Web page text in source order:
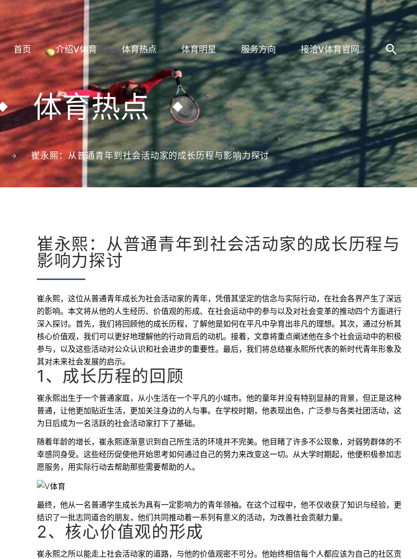
首页 介绍V体育 体育热点 体育明星 服务方向 接洽V体育官网
体育热点
崔永熙：从普通青年到社会活动家的成长历程与影响力探讨
崔永熙：从普通青年到社会活动家的成长历程与
影响力探讨
崔永熙，这位从普通青年成长为社会活动家的青年，凭借其坚定的信念与实际行动，在社会各界产生了深远
的影响。本文将从他的人生经历、价值观的形成、在社会运动中的参与以及对社会变革的推动四个方面进行
深入探讨。首先，我们将回顾他的成长历程，了解他是如何在平凡中孕育出非凡的理想。其次，通过分析其
核心价值观，我们可以更好地理解他的行动背后的动机。接着，文章将重点阐述他在多个社会运动中的积极
参与，以及这些活动对公众认识和社会进步的重要性。最后，我们将总结崔永熙所代表的新时代青年形象及
其对未来社会发展的启示。
1、成长历程的回顾
崔永熙出生于一个普通家庭，从小生活在一个平凡的小城市。他的童年并没有特别显赫的背景，但正是这种
普通，让他更加贴近生活，更加关注身边的人与事。在学校时期，他表现出色，广泛参与各类社团活动，这
为日后成为一名活跃的社会活动家打下了基础。
随着年龄的增长，崔永熙逐渐意识到自己所生活的环境并不完美。他目睹了许多不公现象，对弱势群体的不
幸感同身受。这些经历促使他开始思考如何通过自己的努力来改变这一切。从大学时期起，他便积极参加志
愿服务，用实际行动去帮助那些需要帮助的人。
最终，他从一名普通学生成长为具有一定影响力的青年领袖。在这个过程中，他不仅收获了知识与经验，更
结识了一批志同道合的朋友，他们共同推动着一系列有意义的活动，为改善社会贡献力量。
2、核心价值观的形成
崔永熙之所以能走上社会活动家的道路，与他的价值观密不可分。他始终相信每个人都应该为自己的社区贡